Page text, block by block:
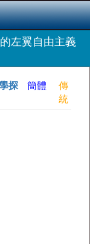
左翼自由主義
探
簡體
傳
統